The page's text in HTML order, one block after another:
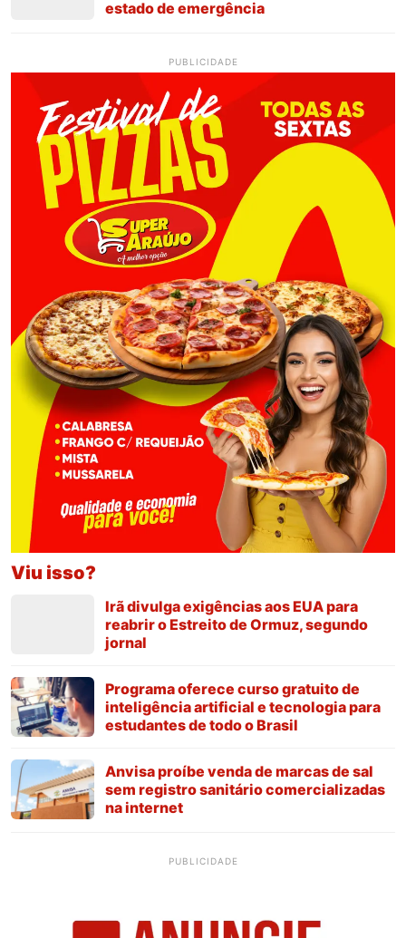
estado de emergência
PUBLICIDADE
Viu isso?
Irã divulga exigências aos EUA para
reabrir o Estreito de Ormuz, segundo
jornal
Programa oferece curso gratuito de
inteligência artificial e tecnologia para
estudantes de todo o Brasil
Anvisa proíbe venda de marcas de sal
sem registro sanitário comercializadas
na internet
PUBLICIDADE